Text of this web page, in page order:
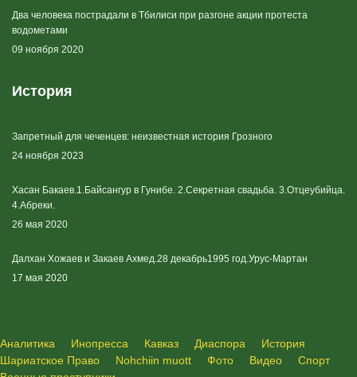
Два человека пострадали в Тбилиси при разгоне акции протеста
водометами
09 ноября 2020
История
Запретный для чеченцев: неизвестная история Грозного
24 ноября 2023
Хасан Бакаев.1.Байсангур в Гунибе. 2.Секретная свадьба. 3.Отцеубийца.
4.Абреки.
26 мая 2020
Далхан Хожаев и Закаев Ахмед.28 декабрь1995 год.Урус-Мартан
17 мая 2020
Аналитика Инопресса Кавказ Диаспора
История
Шариатское Право
Nohchiin muott Фото Видео
Спорт